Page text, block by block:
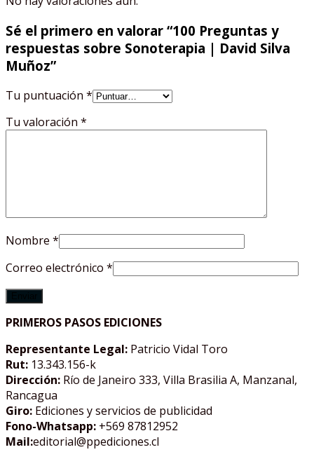
Sé el primero en valorar “100 Preguntas y
respuestas sobre Sonoterapia | David Silva
Muñoz”
Tu puntuación *
Tu valoración *
Nombre *
Correo electrónico *
PRIMEROS PASOS EDICIONES
Representante Legal: Patricio Vidal Toro
Rut: 13.343.156-k
Dirección: Río de Janeiro 333, Villa Brasilia A, Manzanal,
Rancagua
Giro: Ediciones y servicios de publicidad
Fono-Whatsapp: +569 87812952
Mail:editorial@ppediciones.cl